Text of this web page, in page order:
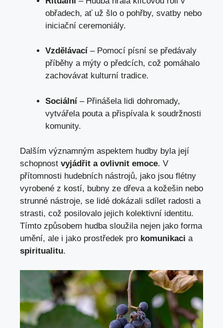
obřadech, ať už šlo ⁢o pohřby, ‌svatby nebo
iniciační ceremoniály.
Vzdělávací – Pomocí písní se předávaly
příběhy a mýty o předcích, což pomáhalo
zachovávat kulturní tradice.
Sociální – Přinášela lidi⁤ dohromady,
vytvářela pouta a přispívala‍ k soudržnosti
komunity.
Dalším významným aspektem hudby ⁣byla její
schopnost vyjádřit a ovlivnit emoce.‌ V
přítomnosti hudebních nástrojů, jako jsou flétny
vyrobené z kostí, ‍bubny⁣ ze dřeva a kožešin⁢ nebo
strunné nástroje, se lidé dokázali sdílet radosti a
strasti, což posilovalo jejich kolektivní identitu.
Tímto způsobem hudba sloužila nejen jako forma​
umění, ale i jako prostředek pro komunikaci a
spiritualitu.